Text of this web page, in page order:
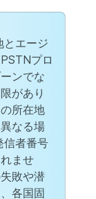
とエージ
プロ
ンでな
があり
所在地
なる場
信者番号
ませ
敗や潜
各国固